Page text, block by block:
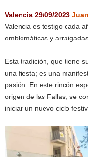
Valencia 29/09/2023
Valencia es testigo cada
emblemáticas y
Esta tradición, que tiene
una fiesta; es una
pasión. En este rincón
origen de las Fallas, se
iniciar un nuevo ciclo